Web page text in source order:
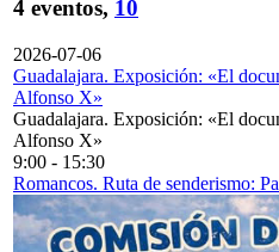
4 eventos, 10
2026-07-06
Guadalajara. Exposición: «El
Alfonso X»
Guadalajara. Exposición: «El
Alfonso X»
9:00 - 15:30
Romancos. Ruta de senderismo: